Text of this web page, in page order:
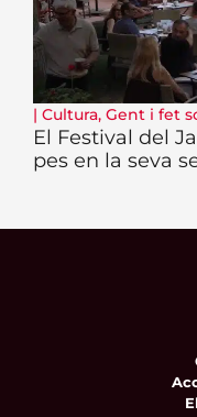
| Cultura, Gent i fet
El Festival del
pes en la seva